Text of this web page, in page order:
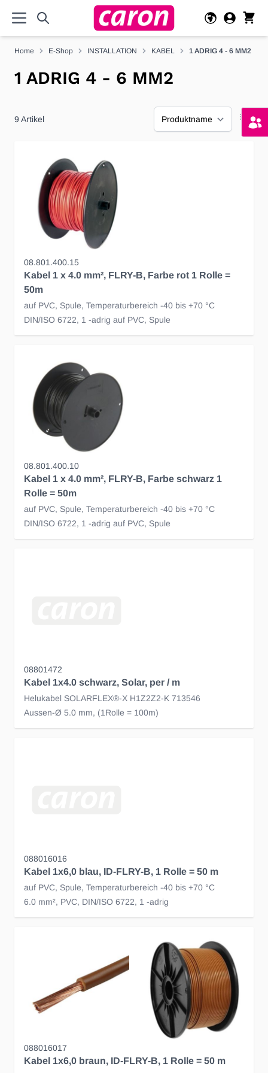
Home E-Shop INSTALLATION KABEL 1 ADRIG 4 - 6 MM2
1 ADRIG 4 - 6 MM2
9 Artikel
08.801.400.15
Kabel 1 x 4.0 mm², FLRY-B, Farbe rot 1 Rolle =
50m
auf PVC, Spule, Temperaturbereich -40 bis +70 °C
DIN/ISO 6722, 1 -adrig auf PVC, Spule
08.801.400.10
Kabel 1 x 4.0 mm², FLRY-B, Farbe schwarz 1
Rolle = 50m
auf PVC, Spule, Temperaturbereich -40 bis +70 °C
DIN/ISO 6722, 1 -adrig auf PVC, Spule
08801472
Kabel 1x4.0 schwarz, Solar, per / m
Helukabel SOLARFLEX®-X H1Z2Z2-K 713546
Aussen-Ø 5.0 mm, (1Rolle = 100m)
088016016
Kabel 1x6,0 blau, ID-FLRY-B, 1 Rolle = 50 m
auf PVC, Spule, Temperaturbereich -40 bis +70 °C
6.0 mm², PVC, DIN/ISO 6722, 1 -adrig
088016017
Kabel 1x6,0 braun, ID-FLRY-B, 1 Rolle = 50 m